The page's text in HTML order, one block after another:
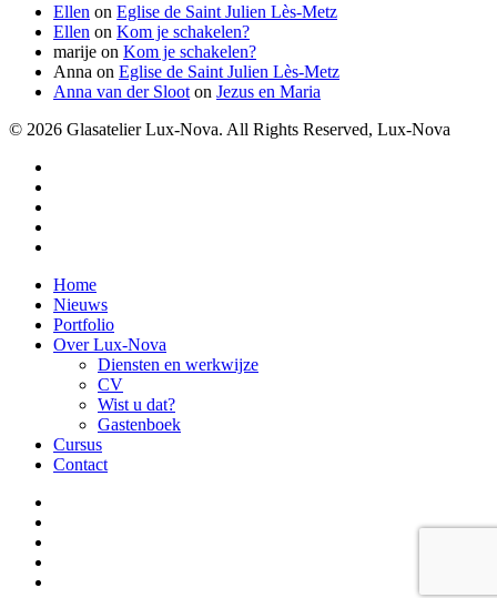
Ellen on Eglise de Saint Julien Lès-Metz
Ellen on Kom je schakelen?
marije on Kom je schakelen?
Anna on Eglise de Saint Julien Lès-Metz
Anna van der Sloot on Jezus en Maria
© 2026 Glasatelier Lux-Nova. All Rights Reserved, Lux-Nova
Close
Menu
Home
Nieuws
Portfolio
Over Lux-Nova
Diensten en werkwijze
CV
Wist u dat?
Gastenboek
Cursus
Contact